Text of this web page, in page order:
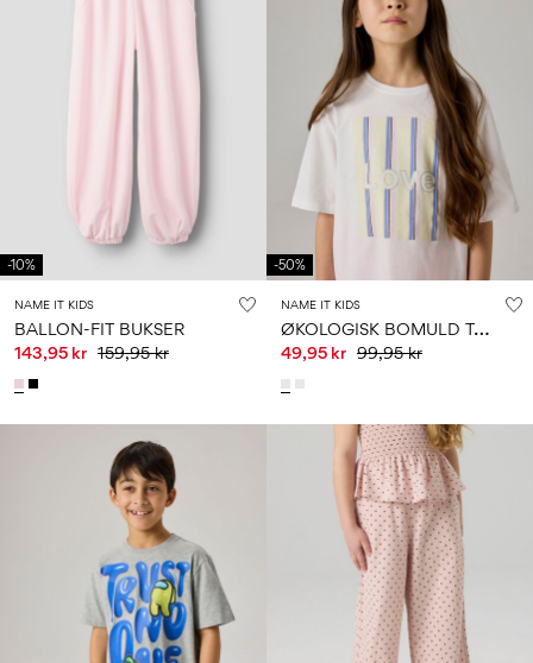
-10%
NAME IT KIDS
BALLON-FIT BUKSER
143,95 kr 159,95 kr
-50%
NAME IT KIDS
Ø
KOLOGISK BOMULD T-SHIRT
49,95 kr 99,95 kr